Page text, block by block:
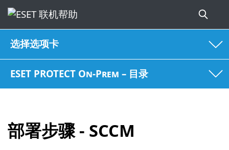
选择选项卡
ESET PROTECT On-Prem – 目录
部署步骤 - SCCM